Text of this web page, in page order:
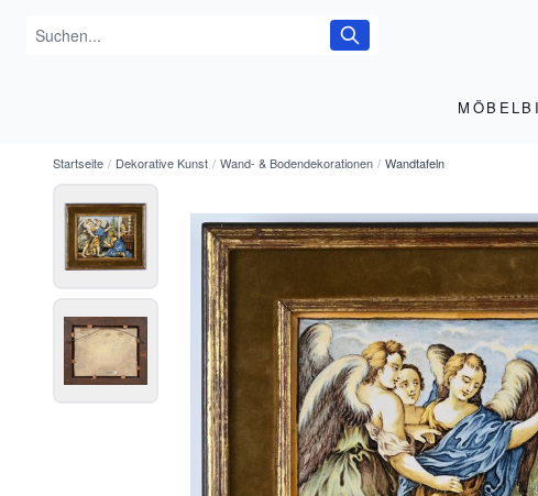
MÖBEL
Startseite / Dekorative Kunst / Wand- & Bodendekorationen / Wandtafeln